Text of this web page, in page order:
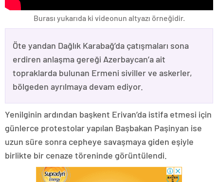
Burası yukarıda ki videonun altyazı örneğidir.
Öte yandan Dağlık Karabağ’da çatışmaları sona
erdiren anlaşma gereği Azerbaycan’a ait
topraklarda bulunan Ermeni siviller ve askerler,
bölgeden ayrılmaya devam ediyor.
Yenilginin ardından başkent Erivan’da istifa etmesi için
günlerce protestolar yapılan Başbakan Paşinyan ise
uzun süre sonra cepheye savaşmaya giden eşiyle
birlikte bir cenaze töreninde görüntülendi.